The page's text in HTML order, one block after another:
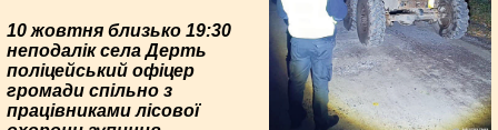
10 жовтня близько 19:30
неподалік села Дерть
поліцейський офіцер
громади спільно з
працівниками лісової